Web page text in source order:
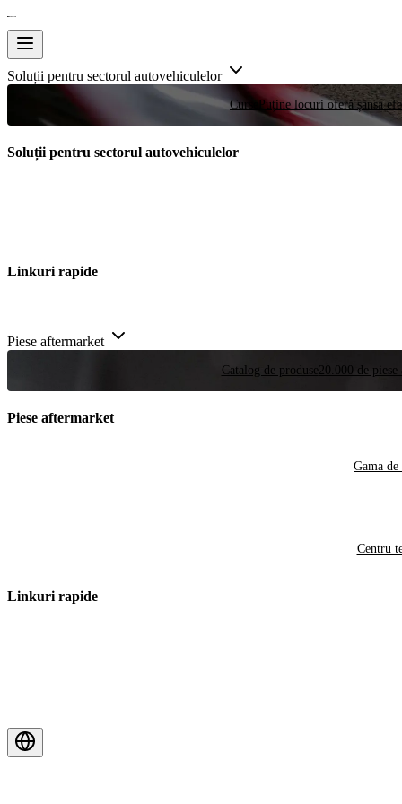
Soluții pentru sectorul autovehiculelor
Curse Puține locuri oferă șansa
Soluții pentru sectorul autovehiculelor
Linkuri rapide
Piese aftermarket
Catalog de produse 20.000 de
Piese aftermarket
Gama de
Centru
Linkuri rapide